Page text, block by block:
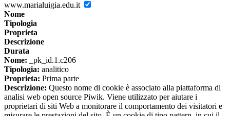
www.marialuigia.edu.it
Nome
Tipologia
Proprieta
Descrizione
Durata
Nome: _pk_id.1.c206
Tipologia: analitico
Proprieta: Prima parte
Descrizione: Questo nome di cookie è associato alla piattaforma di
analisi web open source Piwik. Viene utilizzato per aiutare i
proprietari di siti Web a monitorare il comportamento dei visitatori e